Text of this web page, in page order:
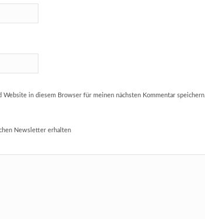
Website in diesem Browser für meinen nächsten Kommentar speichern.
Newsletter erhalten